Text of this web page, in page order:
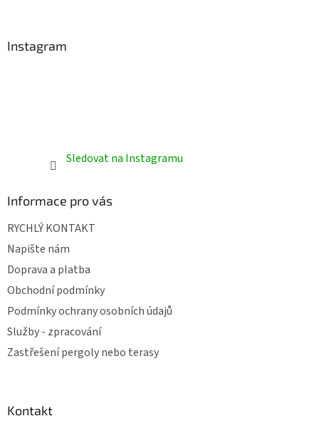
Instagram
Sledovat na Instagramu
Informace pro vás
RYCHLÝ KONTAKT
Napište nám
Doprava a platba
Obchodní podmínky
Podmínky ochrany osobních údajů
Služby - zpracování
Zastřešení pergoly nebo terasy
Kontakt